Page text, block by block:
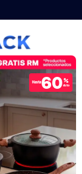
Hasta60%
dcto